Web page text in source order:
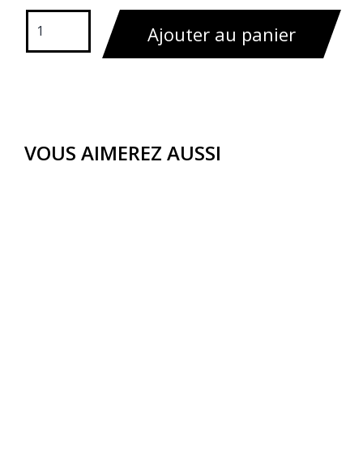
Ajouter au panier
VOUS AIMEREZ AUSSI